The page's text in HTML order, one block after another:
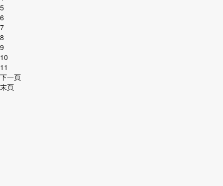
5
6
7
8
9
10
11
下一頁
末頁